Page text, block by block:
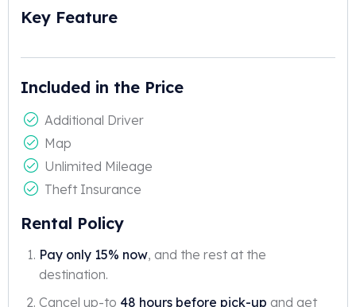
Key Feature
Included in the Price
Additional Driver
Map
Unlimited Mileage
Theft Insurance
Rental Policy
Pay only 15% now, and the rest at the
destination.
Cancel up-to 48 hours before pick-up and get